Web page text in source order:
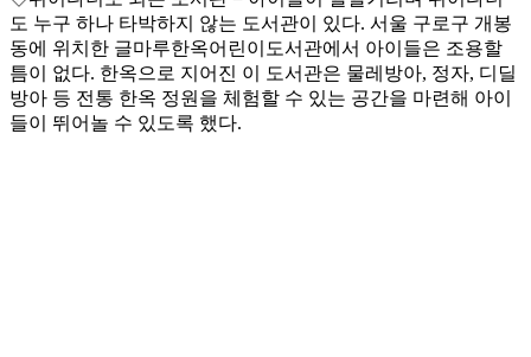
도 누구 하나 타박하지 않는 도서관이 있다. 서울 구로구 개봉
동에 위치한 글마루한옥어린이도서관에서 아이들은 조용할
틈이 없다. 한옥으로 지어진 이 도서관은 물레방아, 정자, 디딜
방아 등 전통 한옥 정원을 체험할 수 있는 공간을 마련해 아이
들이 뛰어놀 수 있도록 했다.